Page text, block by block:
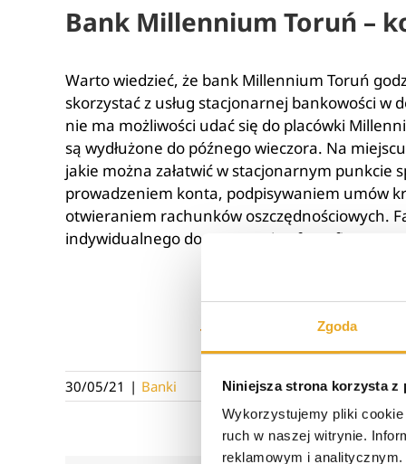
Zgoda
Niniejsza strona korzysta z
Wykorzystujemy pliki
ruch w naszej witrynie.
reklamowym i
Bank Millennium Toruń –
Warto wiedzieć, że bank Millennium Toruń
skorzystać z usług stacjonarnej bankowości w
nie ma możliwości udać się do placówki
są wydłużone do późnego wieczora. Na
jakie można załatwić w stacjonarnym punkcie
prowadzeniem konta, podpisywaniem umów
otwieraniem rachunków oszczędnościowych.
indywidualnego dostosowania oferty
30/05/21 | Banki